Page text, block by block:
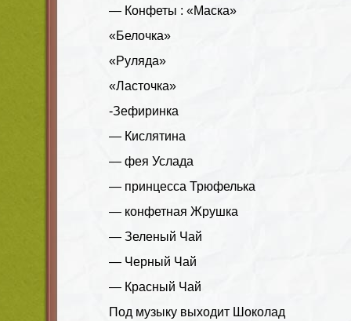
— Конфеты : «Маска»
«Белочка»
«Руляда»
«Ласточка»
-Зефиринка
— Кислятина
— фея Услада
— принцесса Трюфелька
— конфетная Жрушка
— Зеленый Чай
— Черный Чай
— Красный Чай
Под музыку выходит Шоколад